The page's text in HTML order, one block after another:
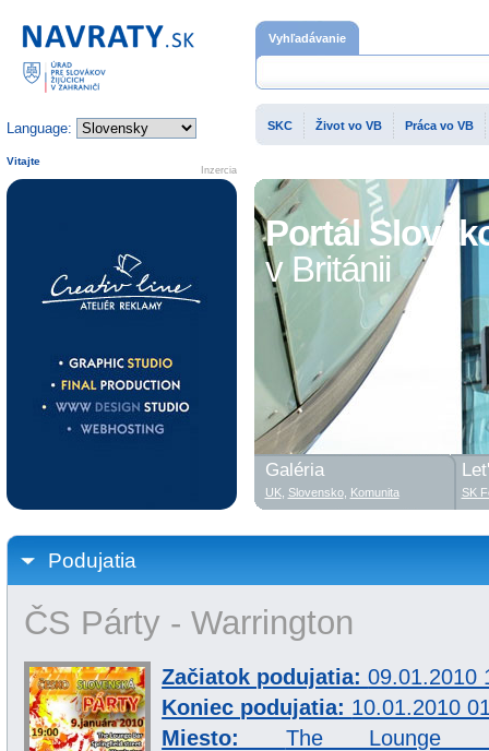
Portál
v Británii
Podujatia
ČS Párty - Warrington
Začiatok podujatia:09.01.2010
Koniec podujatia: 10.01.2010
Miesto: The Lounge
Domovská stránka
Language:
Vyhľadávanie
SKC Život vo VB Práca vo VB
Inzercia
Vitajte
Galéria
UK, Slovensko, Komunita SK